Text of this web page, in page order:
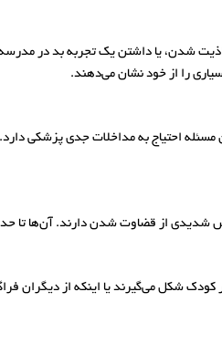
یا داشتن یک تجربه بد در مدرسه
را از خود نشان می‌دهند.
احتیاج به مداخلات جدی پزشکی
شدیدی از قضاوت شدن دارند. آن‌ها تا حد
کودک شکل می‌گیرند یا اینکه از دیگران